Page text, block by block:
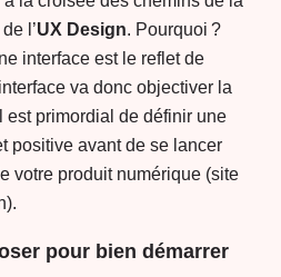
l’UX Design. Pourquoi ?
interface est le reflet de
va donc objectiver la
est primordial de définir une
positive avant de se lancer
votre produit numérique (site
pour bien démarrer